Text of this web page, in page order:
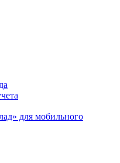
для мобильного